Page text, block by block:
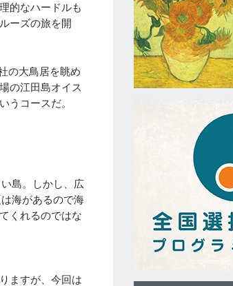
的なハードルも
ーズの旅を開
の大鳥居を眺め
の江田島オイス
うコースだ。
島。しかし、広
海があるので海
くれるのではな
ますが、今回は